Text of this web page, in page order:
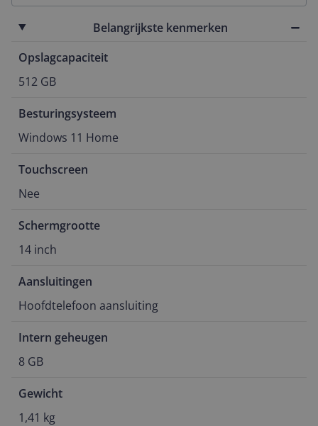
Belangrijkste kenmerken
Opslagcapaciteit
512 GB
Besturingsysteem
Windows 11 Home
Touchscreen
Nee
Schermgrootte
14 inch
Aansluitingen
Hoofdtelefoon aansluiting
Intern geheugen
8 GB
Gewicht
1,41 kg